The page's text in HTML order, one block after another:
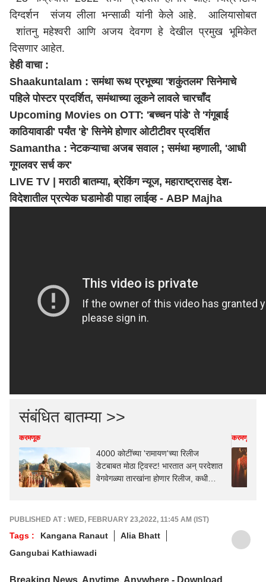
दिग्दर्शन संजय लीला भन्साळी यांनी केले आहे. आलियासोबत
शांतनु महेश्वरी आणि अजय देवगण हे देखील प्रमुख भूमिकेत
दिसणार आहेत.
हेही वाचा :
Shaakuntalam : समंथा रूथ प्रभूच्या 'शकुंतलम' सिनेमाचे
पहिले पोस्टर प्रदर्शित, समंथाच्या लूकने लावले चारचॉंद
Upcoming Movies on OTT: 'बच्चन पांडे' ते 'गंगूबाई
काठियावाडी' पर्यंत 'हे' सिनेमे होणार ओटीटीवर प्रदर्शित
Samantha : नेटकऱ्याचा अजब सवाल ; समंथा म्हणाली, 'आधी
गूगलवर सर्च कर'
LIVE TV | मराठी बातम्या, ब्रेकिंग न्यूज,महाराष्ट्रासह देश-
विदेशातील प्रत्येक घडामोडी पाहा लाईव्ह - ABP Majha
संबंधित बातम्या >>
करमणूक
4000 कोटींच्या 'रामायण'च्या रिलीज
डेटबाबत मोठा ट्विस्ट! भारतात अन् परदेशात
वेगवेगळ्या तारखांना होणार रिलीज, कधी
करमणूक
PUBLISHED AT : WED, FEBRUARY 23,2022, 11:45 AM (IST)
Tags : Kangana Ranaut
Alia Bhatt
Gangubai Kathiawadi